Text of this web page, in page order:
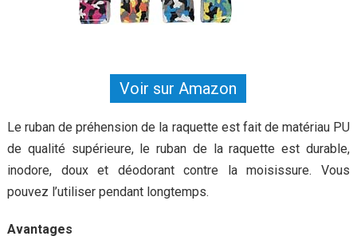
Voir sur Amazon
Le ruban de préhension de la raquette est fait de matériau PU
de qualité supérieure, le ruban de la raquette est durable,
inodore, doux et déodorant contre la moisissure. Vous
pouvez l’utiliser pendant longtemps.
Avantages